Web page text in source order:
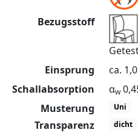
Bezugsstoff
Einsprung
ca.
Schallabsorption
αw
Musterung
Uni
Transparenz dicht